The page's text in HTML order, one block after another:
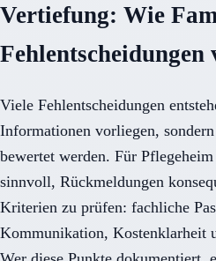
Vertiefung: Wie
Fehlentscheidungen
Viele Fehlentscheidungen
Informationen vorliegen,
bewertet werden. Für
sinnvoll, Rückmeldungen
Kriterien zu prüfen: fachliche
Kommunikation, Kostenklarheit